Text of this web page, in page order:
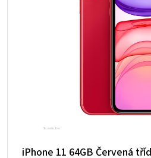
iPhone 11 64GB Červená